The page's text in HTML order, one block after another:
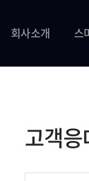
회사소개 스
고객